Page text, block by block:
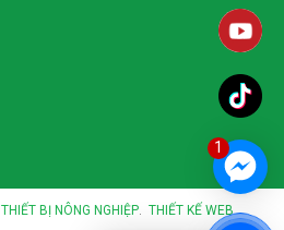
THIẾT BỊ NÔNG NGHIỆP. THIẾT KẾ WEB
1